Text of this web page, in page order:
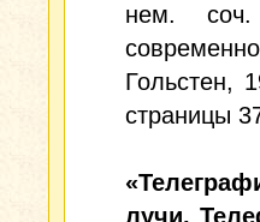
нем.
Гольстен,
страницы
лучи.